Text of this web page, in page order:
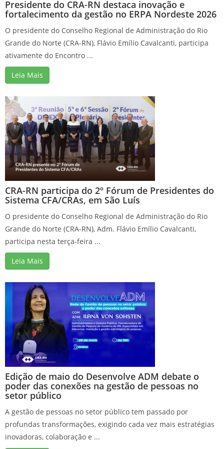
Presidente do CRA-RN destaca inovação e
fortalecimento da gestão no ERPA Nordeste 2026
O presidente do Conselho Regional de Administração do Rio
Grande do Norte (CRA-RN), Flávio Emílio Cavalcanti, participa
ativamente do Encontro ...
Leia Mais
CRA-RN participa do 2º Fórum de Presidentes do
Sistema CFA/CRAs, em São Luís
O presidente do Conselho Regional de Administração do Rio
Grande do Norte (CRA-RN), Adm. Flávio Emílio Cavalcanti,
participa nesta terça-feira ...
Leia Mais
Edição de maio do Desenvolve ADM debate o
poder das conexões na gestão de pessoas no
setor público
A gestão de pessoas no setor público tem passado por
profundas transformações, exigindo cada vez mais estratégias
inovadoras, colaboração e ...